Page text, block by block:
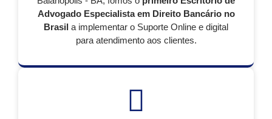
Advogado Especialista em Direito Bancário no
Brasil a implementar o Suporte Online e digital
para atendimento aos clientes.